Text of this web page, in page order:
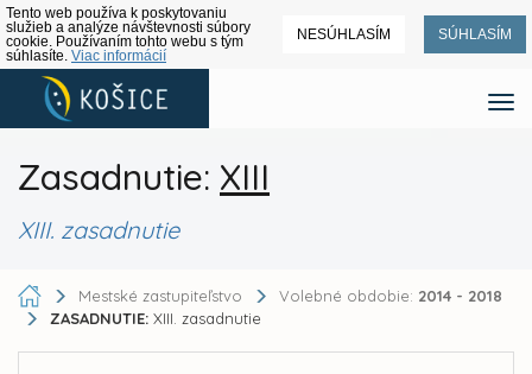
Tento web používa k poskytovaniu
služieb a analýze návštevnosti súbory
cookie. Používaním tohto webu s tým
súhlasíte. Viac informácií
NESÚHLASÍM SÚHLASÍM
Zasadnutie: XIII
XIII. zasadnutie
Mestské zastupiteľstvo Volebné obdobie: 2014 - 2018
ZASADNUTIE: XIII. zasadnutie